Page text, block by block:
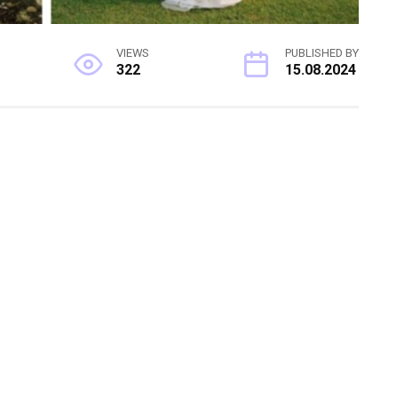
VIEWS
322
PUBLISHED BY
15.08.2024